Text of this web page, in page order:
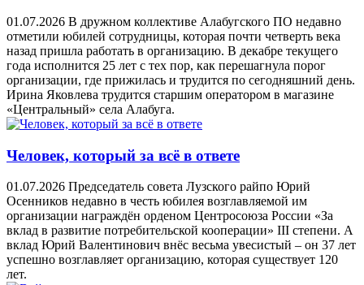
01.07.2026 В дружном коллективе Алабугского ПО недавно
отметили юбилей сотрудницы, которая почти четверть века
назад пришла работать в организацию. В декабре текущего
года исполнится 25 лет с тех пор, как перешагнула порог
организации, где прижилась и трудится по сегодняшний день.
Ирина Яковлева трудится старшим оператором в магазине
«Центральный» села Алабуга.
Человек, который за всё в ответе
01.07.2026 Председатель совета Лузского райпо Юрий
Осенников недавно в честь юбилея возглавляемой им
организации награждён орденом Центросоюза России «За
вклад в развитие потребительской кооперации» III степени. А
вклад Юрий Валентинович внёс весьма увесистый – он 37 лет
успешно возглавляет организацию, которая существует 120
лет.